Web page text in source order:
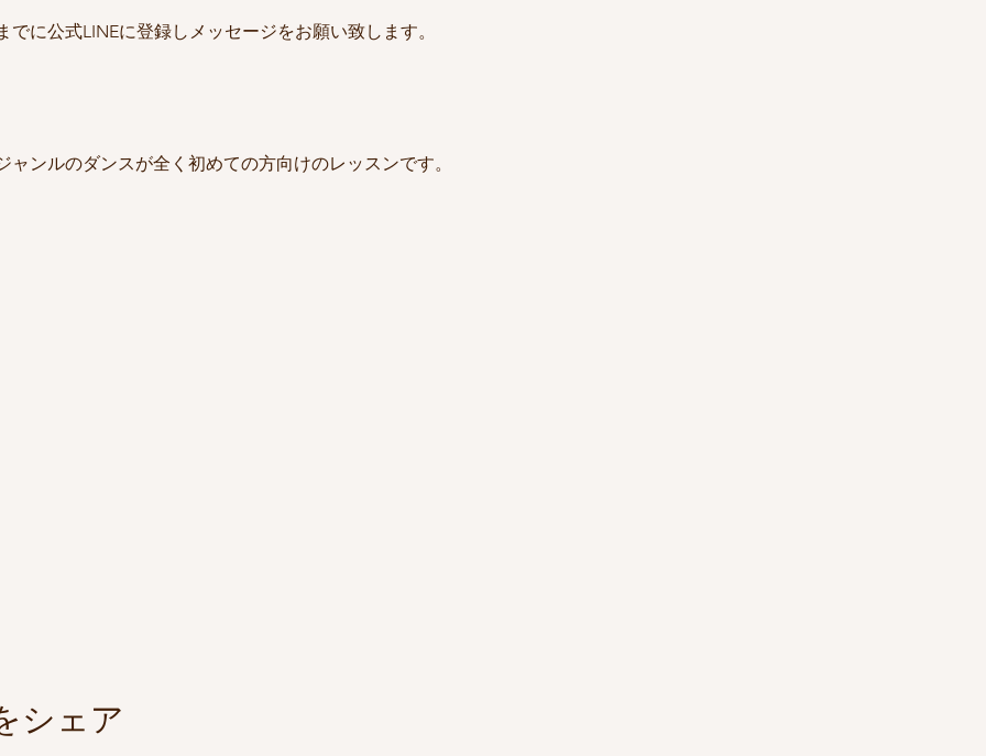
に公式LINEに登録しメッセージをお願い致します。
ャンルのダンスが全く初めての方向けのレッスンです。
シェア